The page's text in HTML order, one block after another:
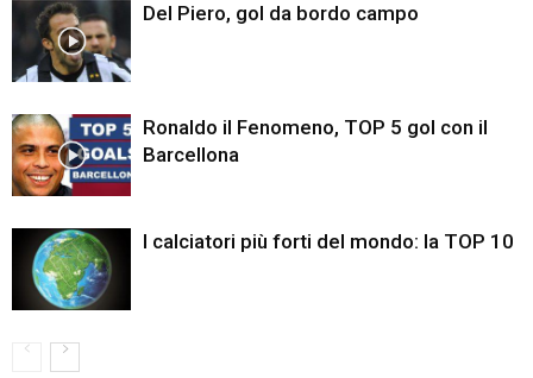
Del Piero, gol da bordo campo
Ronaldo il Fenomeno, TOP 5 gol con il
Barcellona
I calciatori più forti del mondo: la TOP 10